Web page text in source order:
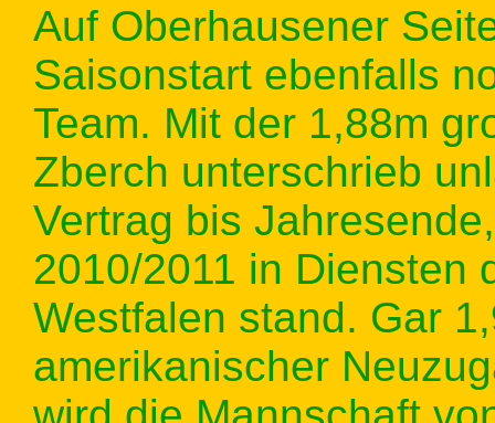
Auf Oberhausener
Saisonstart ebenfalls
Team. Mit der 1,88m
Zberch unterschrieb
Vertrag bis
2010/2011 in Diensten
Westfalen stand. Gar
amerikanischer